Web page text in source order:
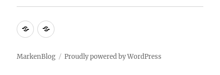
Markenrecherche
Gastbeiträge
MarkenBlog Proudly powered by WordPress